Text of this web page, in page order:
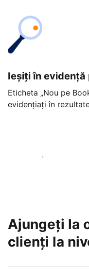
Ieșiți în evidență
Eticheta „Nou pe
evidențiați în
Începeți astăzi
Ajungeți la
clienți la